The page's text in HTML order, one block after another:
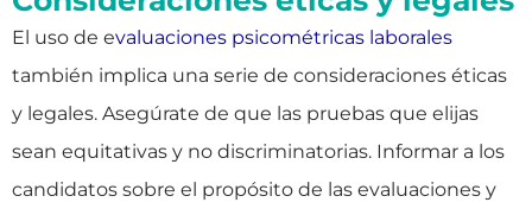
El uso de evaluaciones psicométricas laborales
también implica una serie de consideraciones éticas
y legales. Asegúrate de que las pruebas que elijas
sean equitativas y no discriminatorias. Informar a los
candidatos sobre el propósito de las evaluaciones y